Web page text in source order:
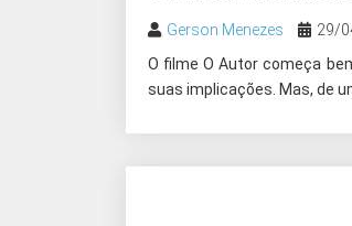
Gerson Menezes
29/
O filme O Autor começa
suas implicações. Mas, de